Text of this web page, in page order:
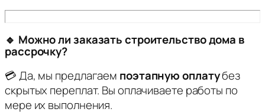
🔹 Можно ли заказать строительство дома в
рассрочку?
💳 Да, мы предлагаем поэтапную оплатубез
скрытых переплат. Вы оплачиваете работы по
мере их выполнения.